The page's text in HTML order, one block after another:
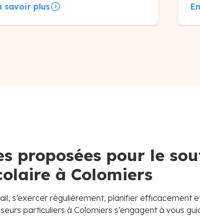
savoir plus
proposées pour le
à Colomiers
s’exercer régulièrement, planifier efficacement
particuliers à Colomiers s’engagent à vous